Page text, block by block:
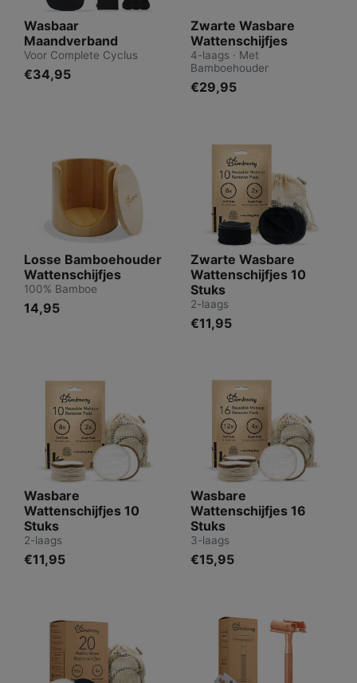
Wasbaar
Maandverband
Voor Complete Cyclus
€34,95
Zwarte Wasbare
Wattenschijfjes
4-laags · Met
Bamboehouder
€29,95
Losse Bamboehouder
Wattenschijfjes
100% Bamboe
14,95
Zwarte Wasbare
Wattenschijfjes 10
Stuks
2-laags
€11,95
Wasbare
Wattenschijfjes 10
Stuks
2-laags
€11,95
Wasbare
Wattenschijfjes 16
Stuks
3-laags
€15,95